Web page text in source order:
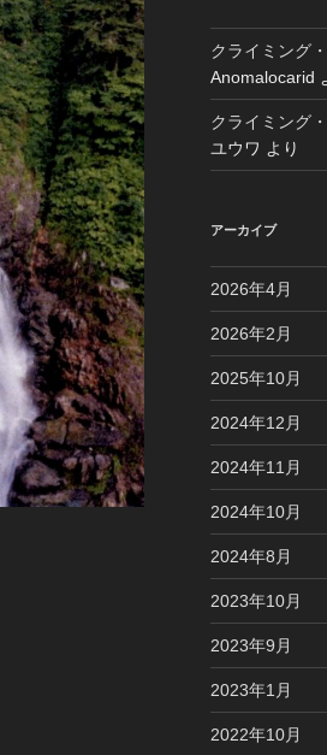
クライミング
Anomalocarid
クライミング
ユウワ より
アーカイブ
2026年4月
2026年2月
2025年10月
2024年12月
2024年11月
2024年10月
2024年8月
2023年10月
2023年9月
2023年1月
2022年10月